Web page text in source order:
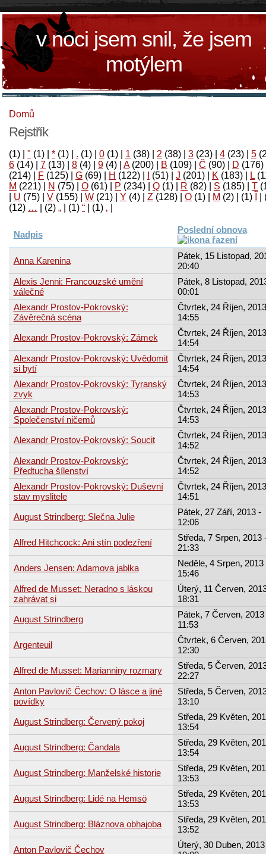
v noci jsem snil, že jsem
motýlem
Domů
Rejstřík
(1) " (1) * (1) . (1) 0 (1) 1 (38) 2 (38) 3 (23) 4 (23) 5
6 (14) 7 (13) 8 (4) 9 (4) A(200) B (109) Č (90) D (176)
(214)
F (125) G (69) H (122) (51) J (201) K (183) L
M (221) N (75) O (61) P (234) Q (1) R (82) S (185) T
U (75) V (155) W (21) Y (4) Z (128) Ο (1) М (2)
(1)
‚
(1)
“
(1)
„
(2)
…
(12)
Nadpis Poslední obnova
Anna Karenina
Pátek, 15 Listopad,
20:40
Alexis Jenni: Francouzské umění
válečné
Pátek, 8 Listopad,
00:01
Alexandr Prostov-Pokrovský:
Závěrečná scéna
Čtvrtek, 24 Říjen,
14:55
Alexandr Prostov-Pokrovský: Zámek
Čtvrtek, 24 Říjen,
14:54
Alexandr Prostov-Pokrovský: Uvědomit
si bytí
Čtvrtek, 24 Říjen,
14:54
Alexandr Prostov-Pokrovský: Tyranský
zvyk
Čtvrtek, 24 Říjen,
14:53
Alexandr Prostov-Pokrovský:
Společenství ničemů
Čtvrtek, 24 Říjen,
14:53
Alexandr Prostov-Pokrovský: Soucit
Čtvrtek, 24 Říjen,
14:52
Alexandr Prostov-Pokrovský:
Předtucha šílenství
Čtvrtek, 24 Říjen,
14:52
Alexandr Prostov-Pokrovský: Duševní
stav myslitele
Čtvrtek, 24 Říjen,
14:51
August Strindberg: Slečna Julie
Pátek, 27 Září, 2013 -
12:06
Alfred Hitchcock: Ani stín podezření
Středa, 7 Srpen, 2013
21:33
Anders Jensen: Adamova jablka
Neděle, 4 Srpen, 2013
15:46
Alfred de Musset: Neradno s láskou
zahrávat si
Úterý, 11 Červen,
18:31
August Strindberg
Pátek, 7 Červen, 2013
11:53
Argenteuil
Čtvrtek, 6 Červen,
12:30
Alfred de Musset: Marianniny rozmary
Středa, 5 Červen,
22:27
Anton Pavlovič Čechov: O lásce a jiné
povídky
Středa, 5 Červen,
13:10
August Strindberg: Červený pokoj
Středa, 29 Květen,
13:54
August Strindberg: Čandala
Středa, 29 Květen,
13:54
August Strindberg: Manželské historie
Středa, 29 Květen,
13:53
August Strindberg: Lidé na Hemsö
Středa, 29 Květen,
13:53
August Strindberg: Bláznova obhajoba
Středa, 29 Květen,
13:52
Anton Pavlovič Čechov
Úterý, 30 Duben,